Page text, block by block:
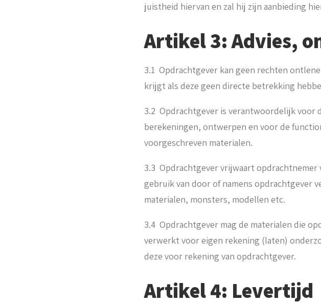
juistheid hiervan en zal hij zijn aanbieding
Artikel 3: Advies,
3.1 Opdrachtgever kan geen rechten
krijgt als deze geen directe betrekking
3.2 Opdrachtgever is verantwoordelijk voor
berekeningen, ontwerpen en voor de
voorgeschreven materialen.
3.3 Opdrachtgever vrijwaart
gebruik van door of namens opdrachtgever
materialen, monsters, modellen etc.
3.4 Opdrachtgever mag de materialen die
verwerkt voor eigen rekening (laten)
deze voor rekening van opdrachtgever.
Artikel 4: Levertijd